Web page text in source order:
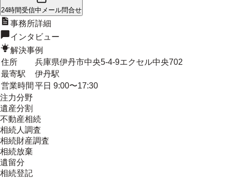
24時間受信中 メール問合せ
事務所詳細
インタビュー
解決事例
住所
兵庫県伊丹市中央5-4-9エクセル中央702
最寄駅
伊丹駅
営業時間 平日 9:00〜17:30
注力分野
遺産分割
不動産相続
相続人調査
相続財産調査
相続放棄
遺留分
相続登記